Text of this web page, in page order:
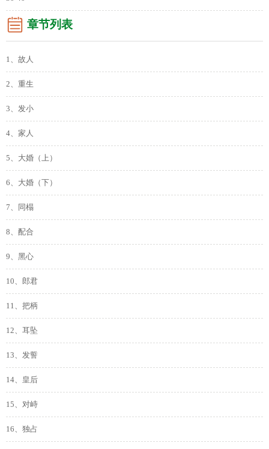
章节列表
1、故人
2、重生
3、发小
4、家人
5、大婚（上）
6、大婚（下）
7、同榻
8、配合
9、黑心
10、郎君
11、把柄
12、耳坠
13、发誓
14、皇后
15、对峙
16、独占